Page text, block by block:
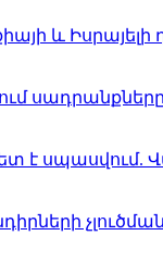
և
է սպասվում.